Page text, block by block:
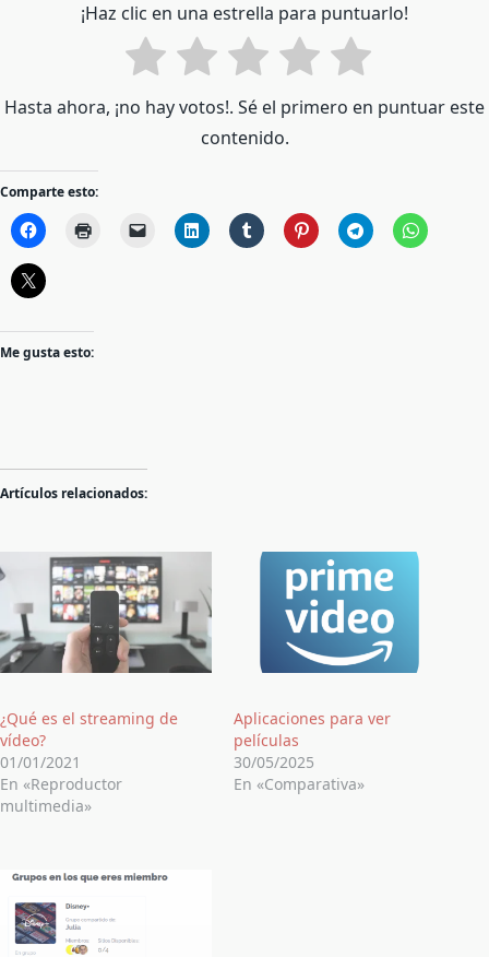
¡Haz clic en una estrella para puntuarlo!
Hasta ahora, ¡no hay votos!. Sé el primero en puntuar este
contenido.
Comparte esto:
Me gusta esto:
Artículos relacionados:
¿Qué es el streaming de
vídeo?
01/01/2021
En «Reproductor
multimedia»
Aplicaciones para ver
películas
30/05/2025
En «Comparativa»